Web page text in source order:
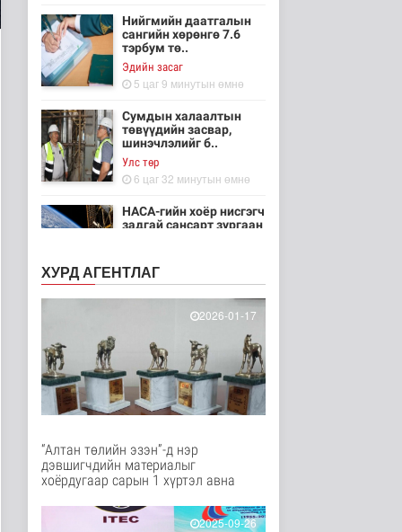
Нийгмийн даатгалын
сангийн хөрөнгө 7.6
тэрбум тө..
Эдийн засаг
5 цаг 9 минутын өмнө
Сумдын халаалтын
төвүүдийн засвар,
шинэчлэлийг б..
Улс төр
6 цаг 32 минутын өмнө
НАСА-гийн хоёр нисгэгч
задгай сансарт зургаан
6 цаг 47 минутын өмнө
хамгаалахын тулд
Канадын иргэд мод бэ..
Дэлхийд
6 цаг 53 минутын өмнө
ЦАГ АГААР:
Улаанбаатарт шөнөдөө
Байгаль орчин
6 цаг 13 минутын өмнө
зөрчлийг E-Mongolia
системээр да..
ХУРД АГЕНТЛАГ
2026-01-17
“Алтан төлийн эзэн”-д нэр
дэвшигчдийн материалыг
хоёрдугаар сарын 1 хүртэл авна
2025-09-26